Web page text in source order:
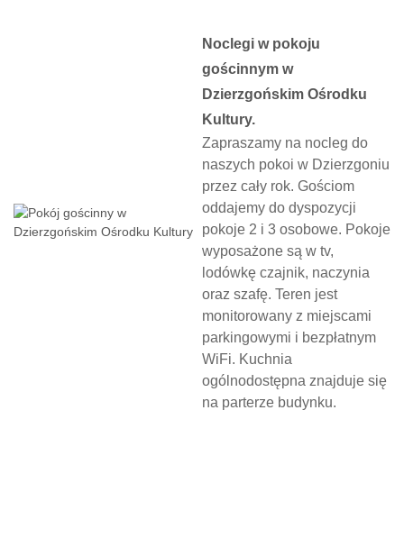
Noclegi w pokoju
gościnnym w
Dzierzgońskim Ośrodku
Kultury.
Zapraszamy na nocleg do
naszych pokoi w Dzierzgoniu
przez cały rok. Gościom
oddajemy do dyspozycji
pokoje 2 i 3 osobowe. Pokoje
wyposażone są w tv,
lodówkę czajnik, naczynia
oraz szafę. Teren jest
monitorowany z miejscami
parkingowymi i bezpłatnym
WiFi. Kuchnia
ogólnodostępna znajduje się
na parterze budynku.